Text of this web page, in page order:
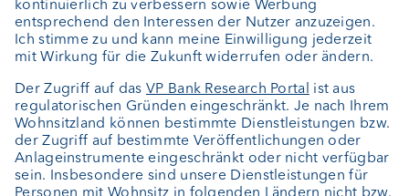
Über uns
Jobs
News
Downloads
Kundenfeedback
Kontakt